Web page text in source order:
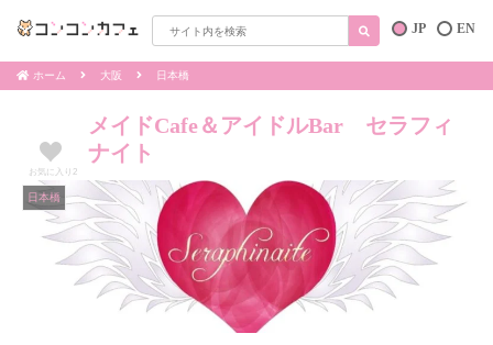
EN
JP
ホーム 大阪 日本橋
お気に入り 2
メイドCafe＆アイドルBar セラフィ
ナイト
日本橋